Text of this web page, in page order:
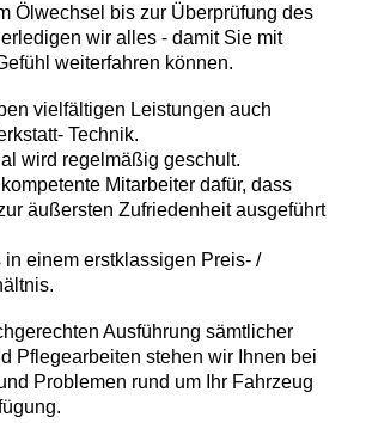
Ölwechsel bis zur Überprüfung des
wir alles - damit Sie mit
weiterfahren können.
vielfältigen Leistungen auch
Technik.
wird regelmäßig geschult.
Mitarbeiter dafür, dass
äußersten Zufriedenheit ausgeführt
in einem erstklassigen Preis- /
Ausführung sämtlicher
Pflegearbeiten stehen wir Ihnen bei
Problemen rund um Ihr Fahrzeug